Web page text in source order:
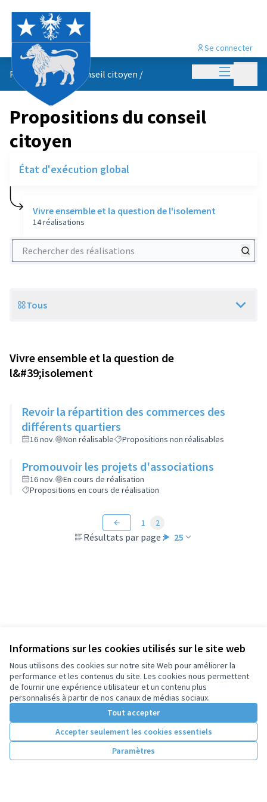
Informations sur les cookies utilisés sur le site web
Nous utilisons des cookies sur notre site Web pour améliorer la
performance et les contenus du site. Les cookies nous permettent
de fournir une expérience utilisateur et un contenu plus
personnalisés à partir de nos canaux de médias sociaux.
Tout accepter
Accepter seulement les cookies essentiels
Paramètres
Menu
Se connecter
Propositions du conseil citoyen /
Propositions du conseil
citoyen
État d'exécution global
Vivre ensemble et la question de l'isolement
14 réalisations
Rechercher des réalisations
Scope
Tous
Vivre ensemble et la question de
l&#39;isolement
Revoir la répartition des commerces des
différents quartiers
16 nov. Non réalisable Propositions non réalisables
Promouvoir les projets d'associations
16 nov.
En cours de réalisation
Propositions en cours de réalisation
Résultats par page : 25
1 2